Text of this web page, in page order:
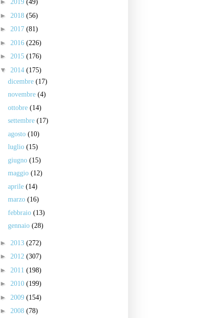
2019 (49)
► 2018 (56)
► 2017 (81)
► 2016 (226)
► 2015 (176)
▼ 2014 (175)
dicembre (17)
novembre (4)
ottobre (14)
settembre (17)
agosto (10)
luglio (15)
giugno (15)
maggio (12)
aprile (14)
marzo (16)
febbraio (13)
gennaio (28)
► 2013 (272)
► 2012 (307)
► 2011 (198)
► 2010 (199)
► 2009 (154)
► 2008 (78)